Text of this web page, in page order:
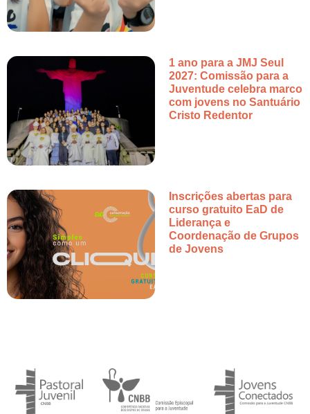
1 ano para a JMJ Seul
2027: Comissão para a
Juventude celebra marco
com jovens no Santuário
Cristo Redentor
Inscrições abertas para
curso gratuito EaD de
Liderança e
Coordenação de Grupos
de Jovens